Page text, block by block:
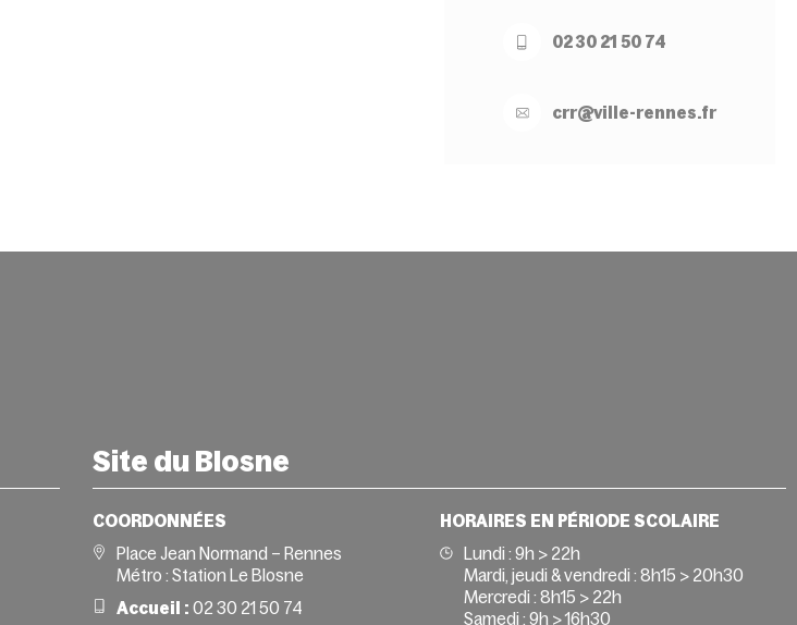
02 30 21 50 74
crr@ville-rennes.fr
Site du Blosne
COORDONNÉES
Place Jean Normand – Rennes
Métro : Station Le Blosne
Accueil : 02 30 21 50 74
HORAIRES EN PÉRIODE SCOLAIRE
Lundi : 9h > 22h
Mardi, jeudi & vendredi : 8h15 > 20h30
Mercredi : 8h15 > 22h
Samedi : 9h > 16h30